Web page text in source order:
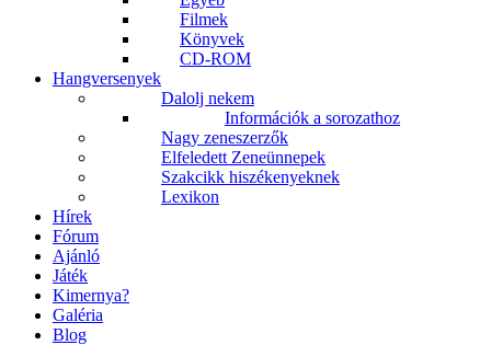
Filmek
Könyvek
CD-ROM
Hangversenyek
Dalolj nekem
Információk a sorozathoz
Nagy zeneszerzők
Elfeledett Zeneünnepek
Szakcikk hiszékenyeknek
Lexikon
Hírek
Fórum
Ajánló
Játék
Kimernya?
Galéria
Blog